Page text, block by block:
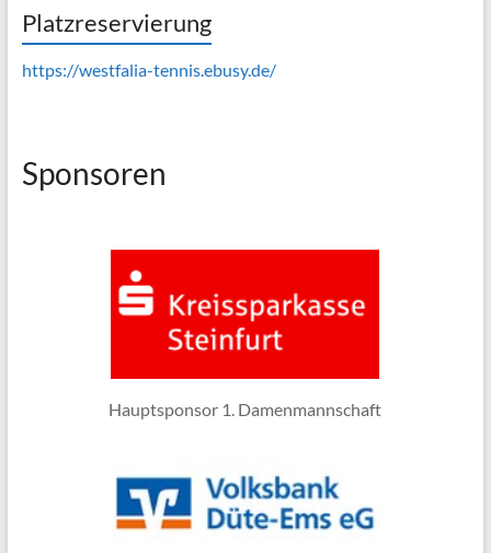
Platzreservierung
https://westfalia-tennis.ebusy.de/
Sponsoren
Hauptsponsor 1. Damenmannschaft